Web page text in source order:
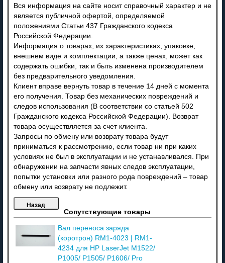
Вся информация на сайте носит справочный характер и не
является публичной офертой, определяемой
положениями Статьи 437 Гражданского кодекса
Российской Федерации.
Информация о товарах, их характеристиках, упаковке,
внешнем виде и комплектации, а также ценах, может как
содержать ошибки, так и быть изменена производителем
без предварительного уведомления.
Клиент вправе вернуть товар в течение 14 дней с момента
его получения. Товар без механических повреждений и
следов использования (В соответствии со статьей 502
Гражданского кодекса Российской Федерации). Возврат
товара осуществляется за счет клиента.
Запросы по обмену или возврату товара будут
приниматься к рассмотрению, если товар ни при каких
условиях не был в эксплуатации и не устанавливался. При
обнаружении на запчасти явных следов эксплуатации,
попытки установки или разного рода повреждений – товар
обмену или возврату не подлежит.
Сопутствующие товары
Вал переноса заряда
(коротрон) RM1-4023 | RM1-
4234 для HP LaserJet M1522/
P1005/ P1505/ P1606/ Pro